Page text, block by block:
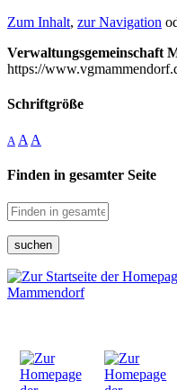
Zum Inhalt, zur Navigation
Verwaltungsgemeinschaft
https://
Schriftgröße
A A A
Finden in gesamter Seite
suchen